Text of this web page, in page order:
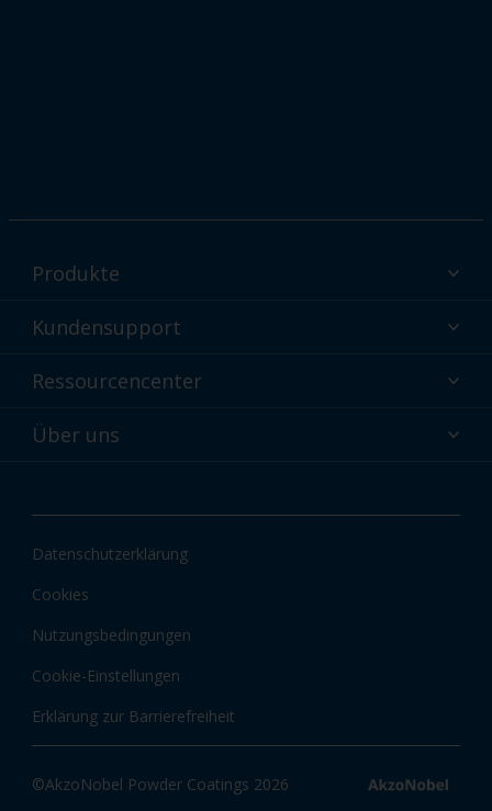
Produkte
Interpon Pulverbeschichtungen - Produkte nach Branche
Interpon Pulverbeschichtungen Farbauswahl
Interpon Technologien
Kundensupport
Technischer Service und Support
Globaler Kundenservice
Ressourcencenter
Interpon Ressourcencenter
Informationen und Zertifizierungen
Über uns
Neuigkeiten und Einblicke
Datenschutzerklärung
Cookies
Nutzungsbedingungen
Cookie-Einstellungen
Erklärung zur Barrierefreiheit
©AkzoNobel Powder Coatings 2026